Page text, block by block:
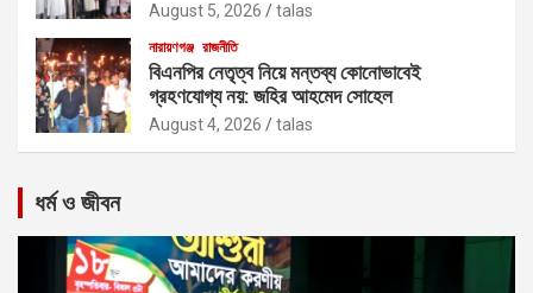
August 5, 2026 talas
নারায়ণগঞ্জ রাজনীতি
বিএনপির নেতৃত্ব নিয়ে মন্তব্য কোনোভাবেই
গ্রহণযোগ্য নয়: জহির আহমেদ সোহেল
August 4, 2026 talas
ধর্ম ও জীবন